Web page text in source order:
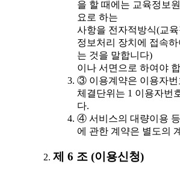
을 할 때에는 교육정보
요로 하는
사항을 전자적방식(교
정보처리 장치에 접속
는 것을 말합니다)
이나 서면으로 하여야
③ 이용계약은 이용자번
체결단위는 1 이용자번
다.
④ 서비스의 대량이용
에 관한 계약은 별도의
제 6 조 (이용신청)